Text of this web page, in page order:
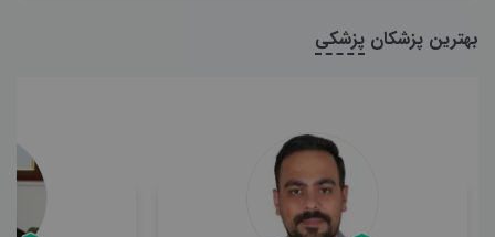
بهترین پزشکان پزشکی